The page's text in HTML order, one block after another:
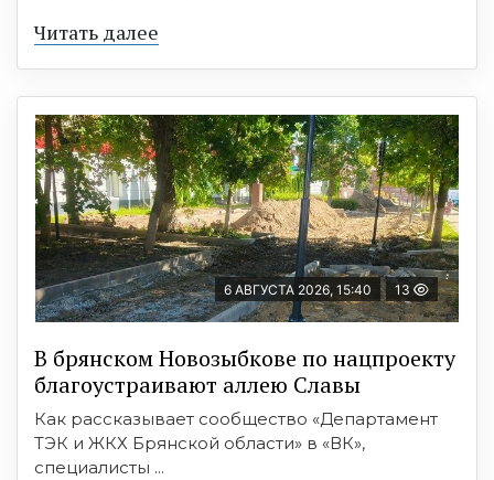
Читать далее
6 АВГУСТА 2026, 15:40 13
В брянском Новозыбкове по нацпроекту
благоустраивают аллею Славы
Как рассказывает сообщество «Департамент
ТЭК и ЖКХ Брянской области» в «ВК»,
специалисты ...